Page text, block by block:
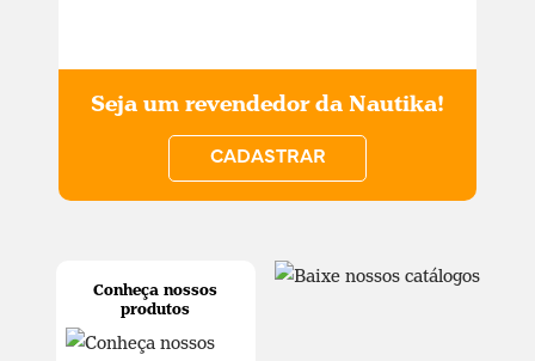
Conheça nossos
produtos
Seja um revendedor da Nautika!
CADASTRAR